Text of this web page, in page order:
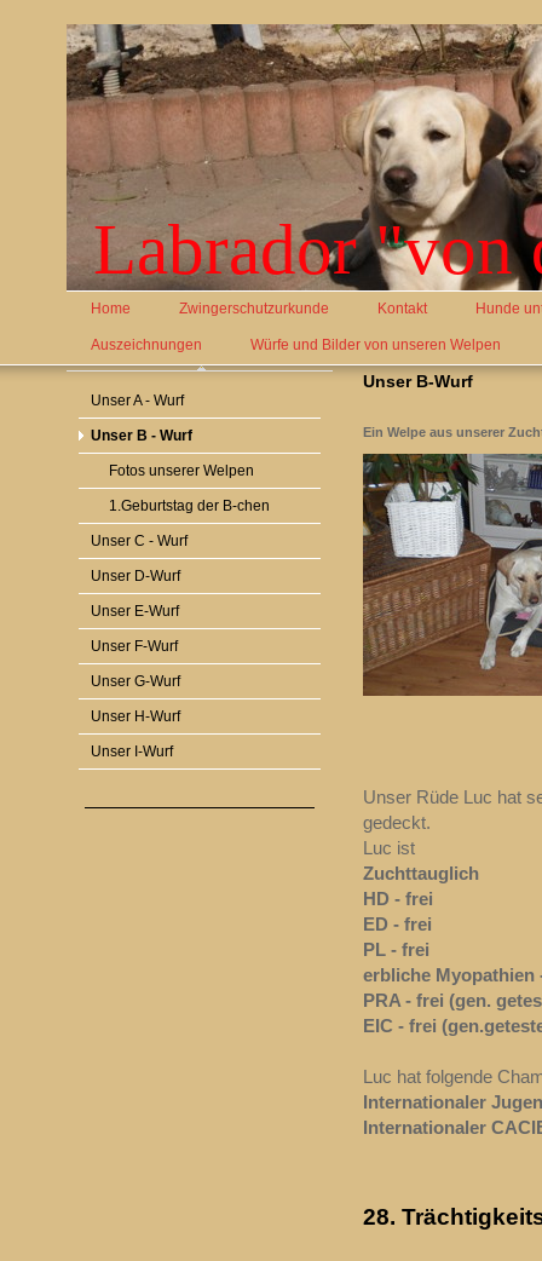
Labrador "von
Home Zwingerschutzurkunde Kontakt Hunde
Auszeichnungen Würfe und Bilder von unseren Welpen
Unser A - Wurf
Unser B - Wurf
Fotos unserer Welpen
1.Geburtstag der B-chen
Unser C - Wurf
Unser D-Wurf
Unser E-Wurf
Unser F-Wurf
Unser G-Wurf
Unser H-Wurf
Unser I-Wurf
Unser B-Wurf
Ein Welpe aus unserer
Unser Rüde Luc hat
gedeckt.
Luc ist
Zuchttauglich
HD - frei
ED - frei
PL - frei
erbliche Myopathien
PRA - frei (gen.
EIC - frei
Luc hat folgende
Internationaler
Internationaler
28.